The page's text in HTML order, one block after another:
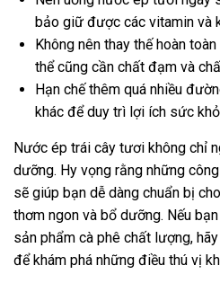
bảo giữ được các vitamin và
Không nên thay thế hoàn
thể cũng cần chất đạm và
Hạn chế thêm quá nhiều
khác để duy trì lợi ích sức
Nước ép trái cây tươi không chỉ
dưỡng. Hy vọng rằng những
sẽ giúp bạn dễ dàng chuẩn bị
thơm ngon và bổ dưỡng. Nếu
sản phẩm cà phê chất lượng,
để khám phá những điều thú vị